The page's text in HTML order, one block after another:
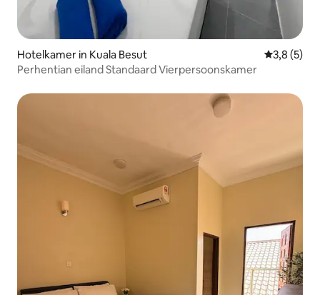
Hotelkamer in Kuala Besut
3,8 (5)
Perhentian eiland Standaard Vierpersoonskamer